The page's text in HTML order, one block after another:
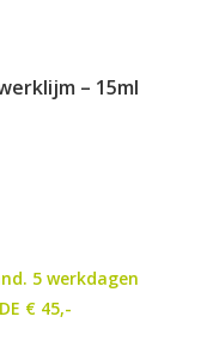
– 15ml
5 werkdagen
€ 45,-